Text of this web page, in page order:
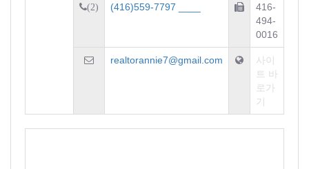
(2) (416)559-7797 ____
416-
494-
0016
realtorannie7@gmail.com
사이
트 바
로가
기